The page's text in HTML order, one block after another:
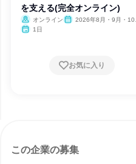
を支える(完全オンライン)
オンライン
2026年8月・9月・10
1日
お気に入り
この企業の募集